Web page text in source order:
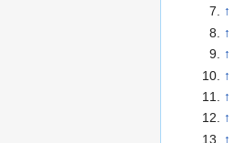
↑
↑
↑
↑
↑
↑
↑